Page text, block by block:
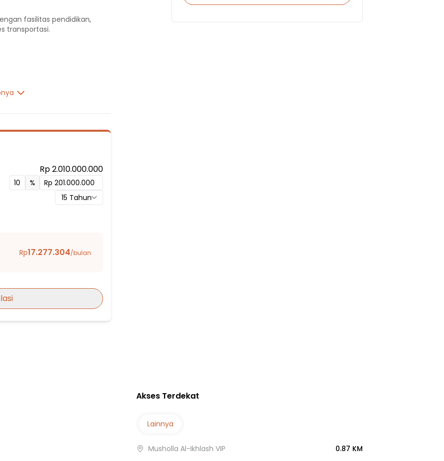
fasilitas pendidikan,
transportasi.
10
Bekasi
Rp 2.010.000.000
%
15 Tahun
Rp17.277.304/bulan
Akses Terdekat
Lainnya
Musholla Al-Ikhlash VIP
0.87 KM